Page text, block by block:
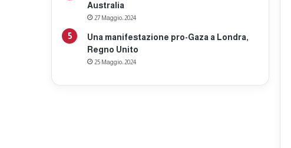
Australia
27 Maggio، 2024
Una manifestazione pro-Gaza a Londra,
Regno Unito
25 Maggio، 2024